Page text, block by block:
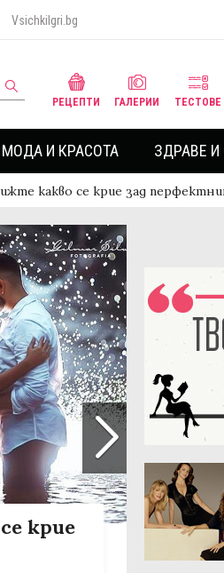
VsichkiIgri.bg
РЕЦЕПТИ ГАЛЕРИИ ТЕСТОВЕ
МОДА И КРАСОТА ЗДРАВЕ И
какво се крие зад
крие